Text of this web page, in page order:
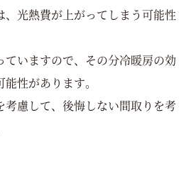
、光熱費が上がってしまう可能性
ていますので、その分冷暖房の効
性があります。
考慮して、後悔しない間取りを考